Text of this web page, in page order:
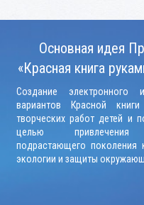
Основная идея
«Красная книга
Создание электронного
вариантов Красной
творческих работ детей и
целью привлечения
подрастающего поколения
экологии и защиты